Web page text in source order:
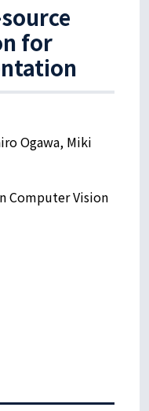
for
Ogawa, Miki
Computer Vision